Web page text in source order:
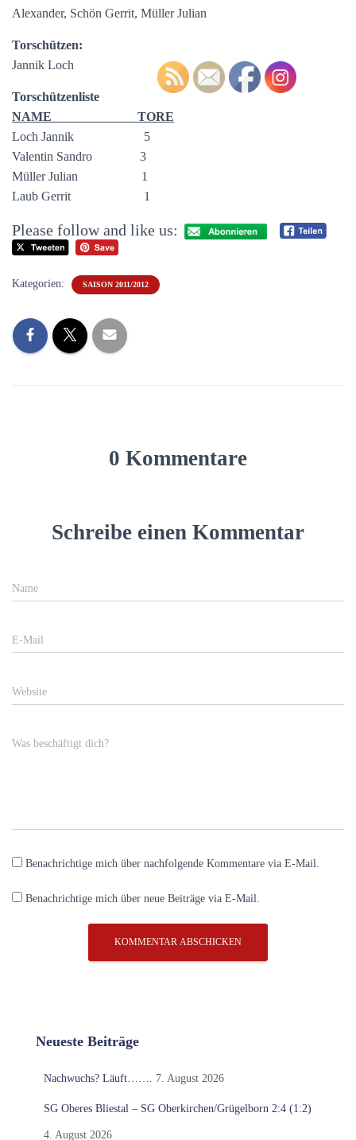
Alexander, Schön Gerrit, Müller Julian
Torschützen:
Jannik Loch
Torschützenliste
NAME TORE
Loch Jannik 5
Valentin Sandro 3
Müller Julian 1
Laub Gerrit 1
Please follow and like us:
Kategorien: SAISON 2011/2012
0 Kommentare
Schreibe einen Kommentar
Name
E-Mail
Website
Was beschäftigt dich?
Benachrichtige mich über nachfolgende Kommentare via E-Mail.
Benachrichtige mich über neue Beiträge via E-Mail.
Neueste Beiträge
Nachwuchs? Läuft……. 7. August 2026
SG Oberes Bliestal – SG Oberkirchen/Grügelborn 2:4 (1:2)
4. August 2026